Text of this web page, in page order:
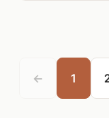
← 1